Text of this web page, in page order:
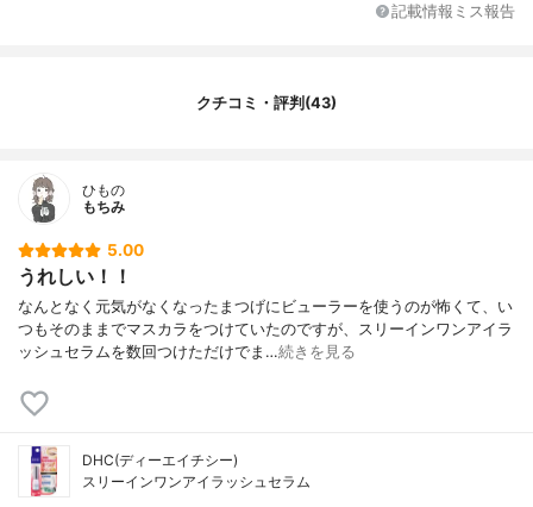
記載情報ミス報告
クチコミ・評判(43)
ひもの
もちみ
5.00
うれしい！！
なんとなく元気がなくなったまつげにビューラーを使うのが怖くて、い
つもそのままでマスカラをつけていたのですが、スリーインワンアイラ
ッシュセラムを数回つけただけでま…続きを見る
DHC(ディーエイチシー)
スリーインワンアイラッシュセラム